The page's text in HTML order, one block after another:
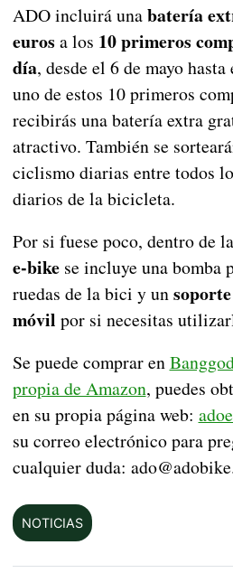
ADO incluirá unabatería
euros a los 10 primeros
día, desde el 6 de mayo
uno de estos 10 primeros
recibirás una batería extra
atractivo. También se
ciclismo diarias entre todos
diarios de la bicicleta.
Por si fuese poco, dentro de
e-bikese incluye una bomba
ruedas de la bici y un
móvil por si necesitas
Se puede comprar en
propia de Amazon, puedes
en su propia página web:
su correo electrónico para
cualquier duda:
NOTICIAS